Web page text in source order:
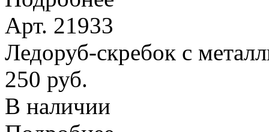
Арт. 21933
Ледоруб-скребок с
250 руб.
В наличии